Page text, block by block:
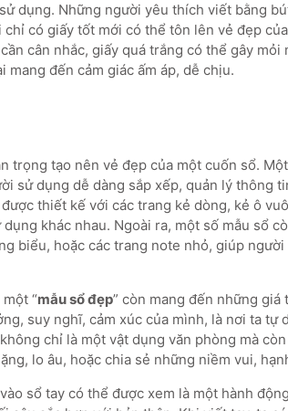
dụng. Những người yêu thích viết bằng
có giấy tốt mới có thể tôn lên vẻ đẹp
cân nhắc, giấy quá trắng có thể gây mỏi
đến cảm giác ấm áp, dễ chịu.
trọng tạo nên vẻ đẹp của một cuốn sổ.
sử dụng dễ dàng sắp xếp, quản lý thông
thiết kế với các trang kẻ dòng, kẻ ô
khác nhau. Ngoài ra, một số mẫu sổ
biểu, hoặc các trang note nhỏ, giúp người
“mẫu sổ đẹp” còn mang đến những giá
suy nghĩ, cảm xúc của mình, là nơi ta tự
chỉ là một vật dụng văn phòng mà
lo âu, hoặc chia sẻ những niềm vui,
sổ tay có thể được xem là một hành động